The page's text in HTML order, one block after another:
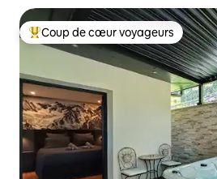
Coups de cœur voyageurs les plus
Coup de cœur voyageurs